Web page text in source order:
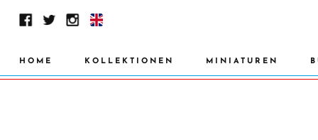
HOME KOLLEKTIONEN MINIATUREN